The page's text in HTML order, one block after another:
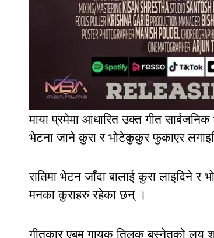
माया प्रमेमा आधारित उक्त गीत
भेटना जाने कुरा र भोटेकुकुर फुकाएर
रातिमा भेटन जाँदा बालाई कुरा लाइदिने
मनका कुराहरु रहेका छन् ।
गीतकार एबम् गायक तिलक बस्नेतको लय